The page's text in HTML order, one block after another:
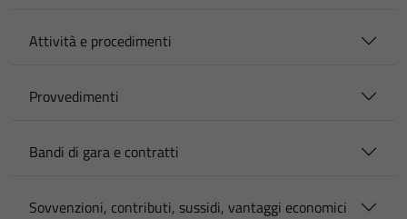
Attività e procedimenti
Provvedimenti
Bandi di gara e contratti
Sovvenzioni, contributi, sussidi, vantaggi economici